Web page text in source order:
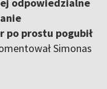
odpowiedzialne
po prostu pogubił
Simonas